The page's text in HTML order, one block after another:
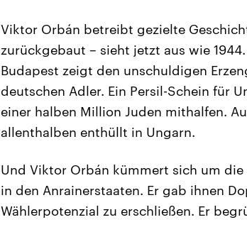
Viktor Orbán betreibt gezielte
zurückgebaut – sieht jetzt aus wie
Budapest zeigt den unschuldigen
deutschen Adler. Ein Persil-Schein für
einer halben Million Juden mithalfen.
allenthalben enthüllt in Ungarn.
Und Viktor Orbán kümmert sich um
in den Anrainerstaaten. Er gab ihnen
Wählerpotenzial zu erschließen. Er